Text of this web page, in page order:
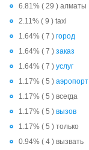
6.81% ( 29 ) алматы
2.11% ( 9 ) taxi
1.64% ( 7 )город
1.64% ( 7 )заказ
1.64% ( 7 )услуг
1.17% ( 5 )аэропорт
1.17% ( 5 ) всегда
1.17% ( 5 )вызов
1.17% ( 5 ) только
0.94% ( 4 ) вызвать